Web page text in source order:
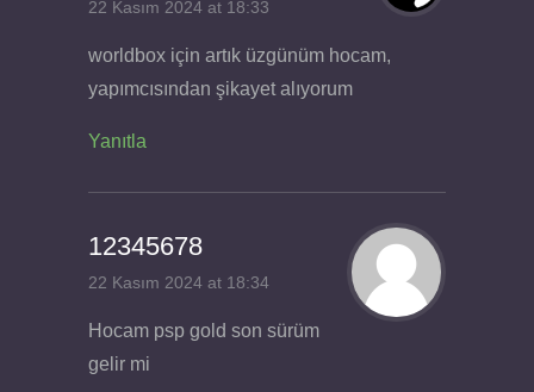
22 Kasım 2024 at 18:33
worldbox için artık üzgünüm hocam,
yapımcısından şikayet alıyorum
Yanıtla
12345678
22 Kasım 2024 at 18:34
Hocam psp gold son sürüm
gelir mi